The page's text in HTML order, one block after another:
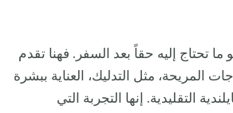
ما تحتاج إليه حقاً بعد السفر. فهنا تقدم
المريحة، مثل التدليك، العناية ببشرة
التقليدية. إنها التجربة التي